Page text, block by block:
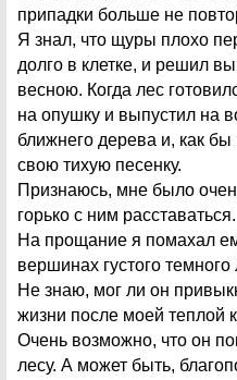
припадки больше не
Я знал, что щуры плохо
долго в клетке, и решил
весною. Когда лес
на опушку и выпустил на
ближнего дерева и, как
свою тихую песенку.
Признаюсь, мне было
горько с ним расставаться.
На прощание я помахал
вершинах густого темного
Не знаю, мог ли он
жизни после моей теплой
Очень возможно, что он
лесу. А может быть,